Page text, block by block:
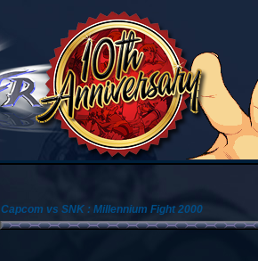
Capcom vs SNK : Millennium Fight 2000